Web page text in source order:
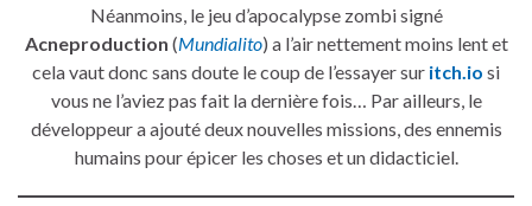
Néanmoins, le jeu d’apocalypse zombi signé
Acneproduction (Mundialito) a l’air nettement moins lent et
cela vaut donc sans doute le coup de l’essayer sur itch.io si
vous ne l’aviez pas fait la dernière fois… Par ailleurs, le
développeur a ajouté deux nouvelles missions, des ennemis
humains pour épicer les choses et un didacticiel.